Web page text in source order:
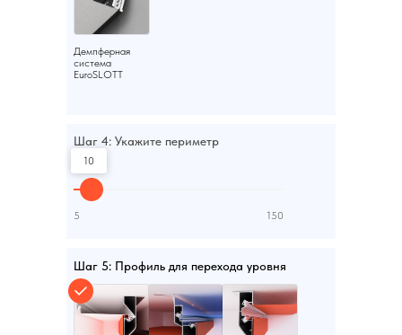
Демпферная
система
EuroSLOTT
Шаг 4: Укажите периметр
10
5 150
Шаг 5: Профиль для перехода уровня